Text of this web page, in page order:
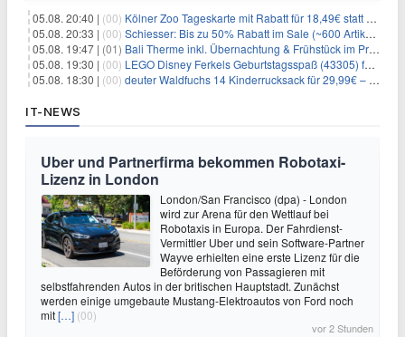
05.08. 20:40 | (00) Kölner Zoo Tageskarte mit Rabatt für 18,49€ statt 29,50€ – einlösbar bis Dezember
05.08. 20:33 | (00) Schiesser: Bis zu 50% Rabatt im Sale (~600 Artikel zur Auswahl)
05.08. 19:47 | (01) Bali Therme inkl. Übernachtung & Frühstück im Premium Hotel (Bad Oeynhausen) ab 89€ p.P.
05.08. 19:30 | (00) LEGO Disney Ferkels Geburtstagsspaß (43305) für 29,10€
05.08. 18:30 | (00) deuter Waldfuchs 14 Kinderrucksack für 29,99€ – Amber-maple
IT-NEWS
Uber und Partnerfirma bekommen Robotaxi-
Lizenz in London
London/San Francisco (dpa) - London
wird zur Arena für den Wettlauf bei
Robotaxis in Europa. Der Fahrdienst-
Vermittler Uber und sein Software-Partner
Wayve erhielten eine erste Lizenz für die
Beförderung von Passagieren mit
selbstfahrenden Autos in der britischen Hauptstadt. Zunächst
werden einige umgebaute Mustang-Elektroautos von Ford noch
mit[…] (00)
vor 2 Stunden